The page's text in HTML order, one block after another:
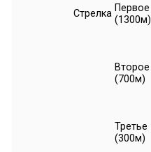
Стрелка Первое
(1300м)
Второе
(700м)
Третье
(300м)